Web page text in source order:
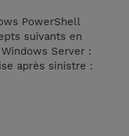
PowerShell
suivants en
Server :
après sinistre :